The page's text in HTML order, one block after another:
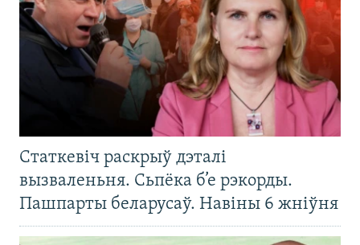
Статкевіч раскрыў дэталі
вызваленьня. Сьпёка б’е рэкорды.
Пашпарты беларусаў. Навіны 6 жніўня